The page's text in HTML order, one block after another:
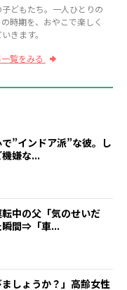
どもたち。一人ひとりの
時期を、おやこで楽しく
きます。
覧をみる
”インドア派”な彼。し
嫌な...
中の父「気のせいだ
瞬間⇒「車...
しょうか？」高齢女性